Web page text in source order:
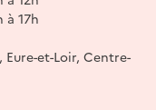
à 17h
Eure-et-Loir, Centre-